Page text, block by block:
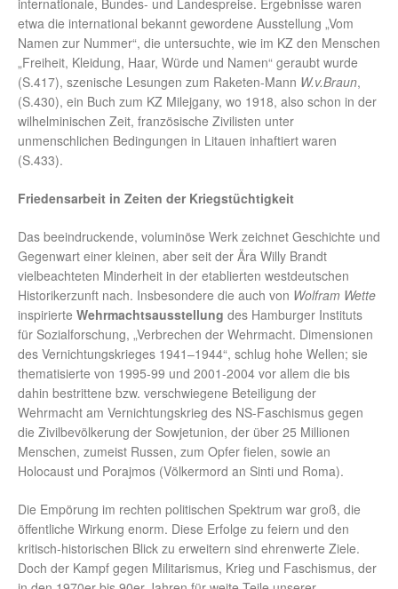
internationale, Bundes- und Landespreise. Ergebnisse waren
etwa die international bekannt gewordene Ausstellung „Vom
Namen zur Nummer“, die untersuchte, wie im KZ den Menschen
„Freiheit, Kleidung, Haar, Würde und Namen“ geraubt wurde
(S.417), szenische Lesungen zum Raketen-Mann W.v.Braun,
(S.430), ein Buch zum KZ Milejgany, wo 1918, also schon in der
wilhelminischen Zeit, französische Zivilisten unter
unmenschlichen Bedingungen in Litauen inhaftiert waren
(S.433).
Friedensarbeit in Zeiten der Kriegstüchtigkeit
Das beeindruckende, voluminöse Werk zeichnet Geschichte und
Gegenwart einer kleinen, aber seit der Ära Willy Brandt
vielbeachteten Minderheit in der etablierten westdeutschen
Historikerzunft nach. Insbesondere die auch von Wolfram Wette
inspirierte Wehrmachtsausstellung des Hamburger Instituts
für Sozialforschung, „Verbrechen der Wehrmacht. Dimensionen
des Vernichtungskrieges 1941–1944“, schlug hohe Wellen; sie
thematisierte von 1995-99 und 2001-2004 vor allem die bis
dahin bestrittene bzw. verschwiegene Beteiligung der
Wehrmacht am Vernichtungskrieg des NS-Faschismus gegen
die Zivilbevölkerung der Sowjetunion, der über 25 Millionen
Menschen, zumeist Russen, zum Opfer fielen, sowie an
Holocaust und Porajmos (Völkermord an Sinti und Roma).
Die Empörung im rechten politischen Spektrum war groß, die
öffentliche Wirkung enorm. Diese Erfolge zu feiern und den
kritisch-historischen Blick zu erweitern sind ehrenwerte Ziele.
Doch der Kampf gegen Militarismus, Krieg und Faschismus, der